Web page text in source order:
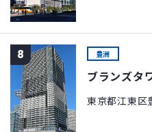
8 豊洲
ブランズタ
東京都江東区